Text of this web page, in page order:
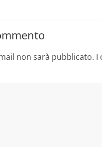
non sarà pubblicato. I